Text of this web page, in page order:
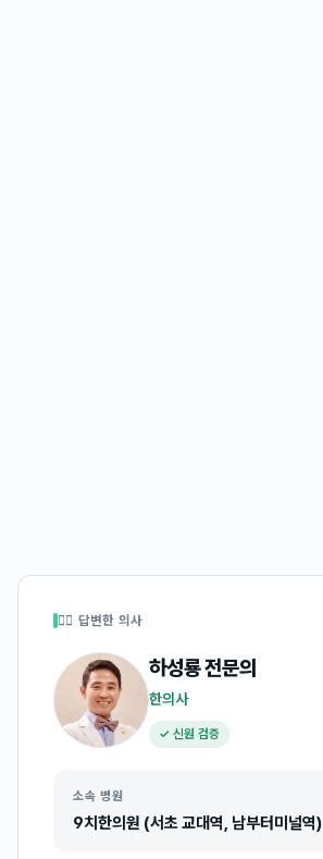
👩‍⚕️ 답변한 의사
하성룡전문의
한의사
✓ 신원 검증
소속 병원
9치한의원 (서초 교대역, 남부터미널역)